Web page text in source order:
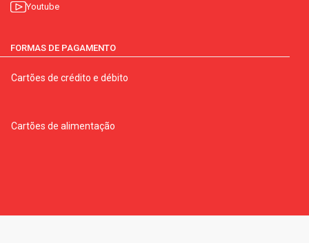
Youtube
FORMAS DE PAGAMENTO
Cartões de crédito e débito
Cartões de alimentação